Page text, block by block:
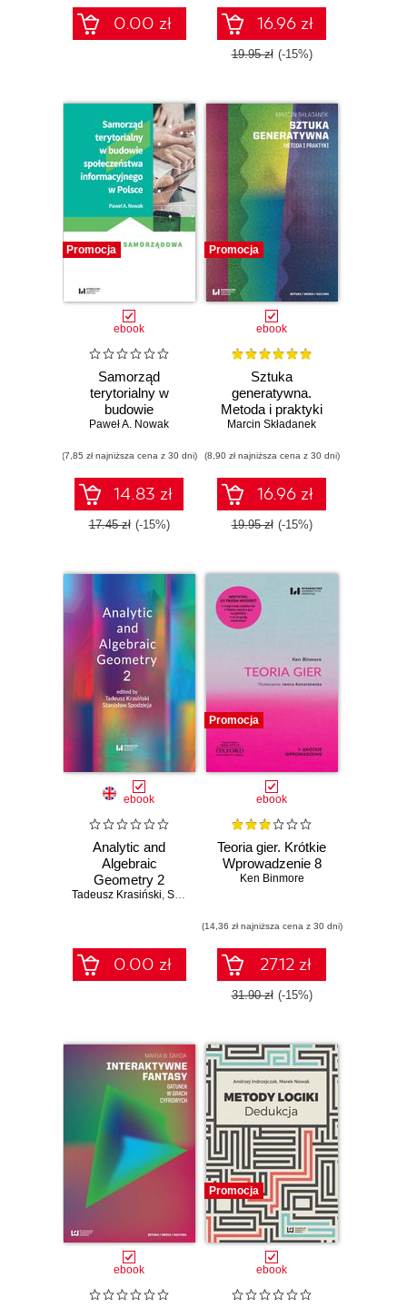
0.00 zł 16.96 zł
19.95 zł (-15%)
Promocja
ebook
Samorząd
terytorialny w
budowie
społeczeństwa
Polsce
Paweł A. Nowak
(7,85 zł najniższa cena z 30 dni)
14.83 zł
17.45 zł (-15%)
Promocja
ebook
Sztuka
generatywna.
Metoda i praktyki
Marcin Składanek
(8,90 zł najniższa cena z 30 dni)
16.96 zł
19.95 zł (-15%)
ebook
Analytic and
Algebraic
Geometry 2
Tadeusz Krasiński, Stanisław Spodzieja
0.00 zł
Promocja
ebook
Teoria gier. Krótkie
Wprowadzenie 8
Ken Binmore
(14,36 zł najniższa cena z 30 dni)
27.12 zł
31.90 zł (-15%)
ebook
Promocja
ebook